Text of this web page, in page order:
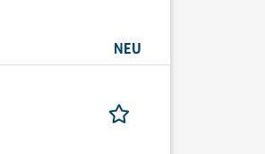
NEU